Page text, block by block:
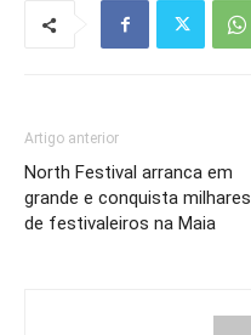
Artigo anterior
North Festival arranca em
grande e conquista milhares
de festivaleiros na Maia